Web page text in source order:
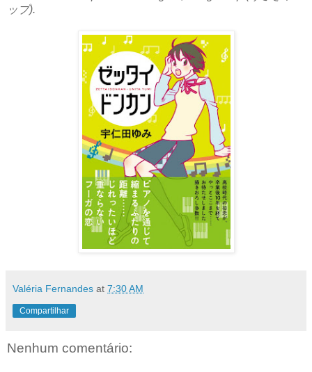
ップ).
Valéria Fernandes at 7:30 AM
Compartilhar
Nenhum comentário: